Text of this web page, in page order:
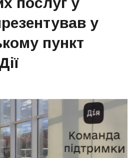
у
пункт